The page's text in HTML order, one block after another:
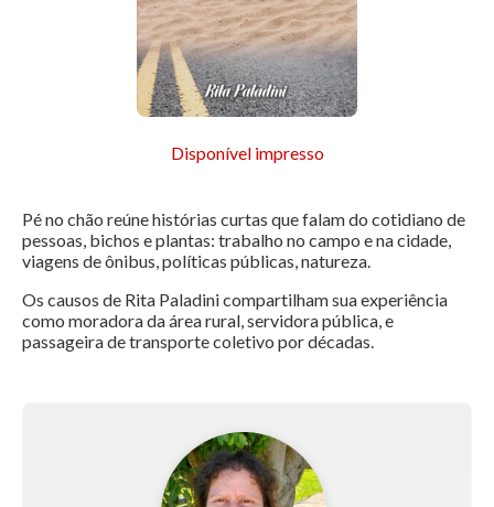
Disponível impresso
Pé no chão reúne histórias curtas que falam do cotidiano de
pessoas, bichos e plantas: trabalho no campo e na cidade,
viagens de ônibus, políticas públicas, natureza.
Os causos de Rita Paladini compartilham sua experiência
como moradora da área rural, servidora pública, e
passageira de transporte coletivo por décadas.